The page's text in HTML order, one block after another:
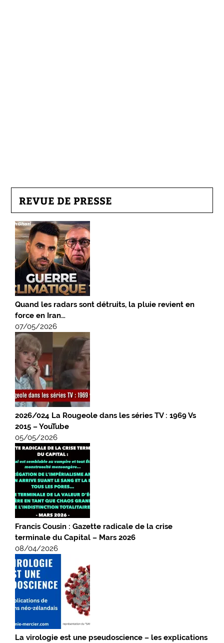
REVUE DE PRESSE
Quand les radars sont détruits, la pluie revient en
force en Iran…
07/05/2026
2026/024 La Rougeole dans les séries TV : 1969 Vs
2015 – YouTube
05/05/2026
Francis Cousin : Gazette radicale de la crise
terminale du Capital – Mars 2026
08/04/2026
La virologie est une pseudoscience – les explications